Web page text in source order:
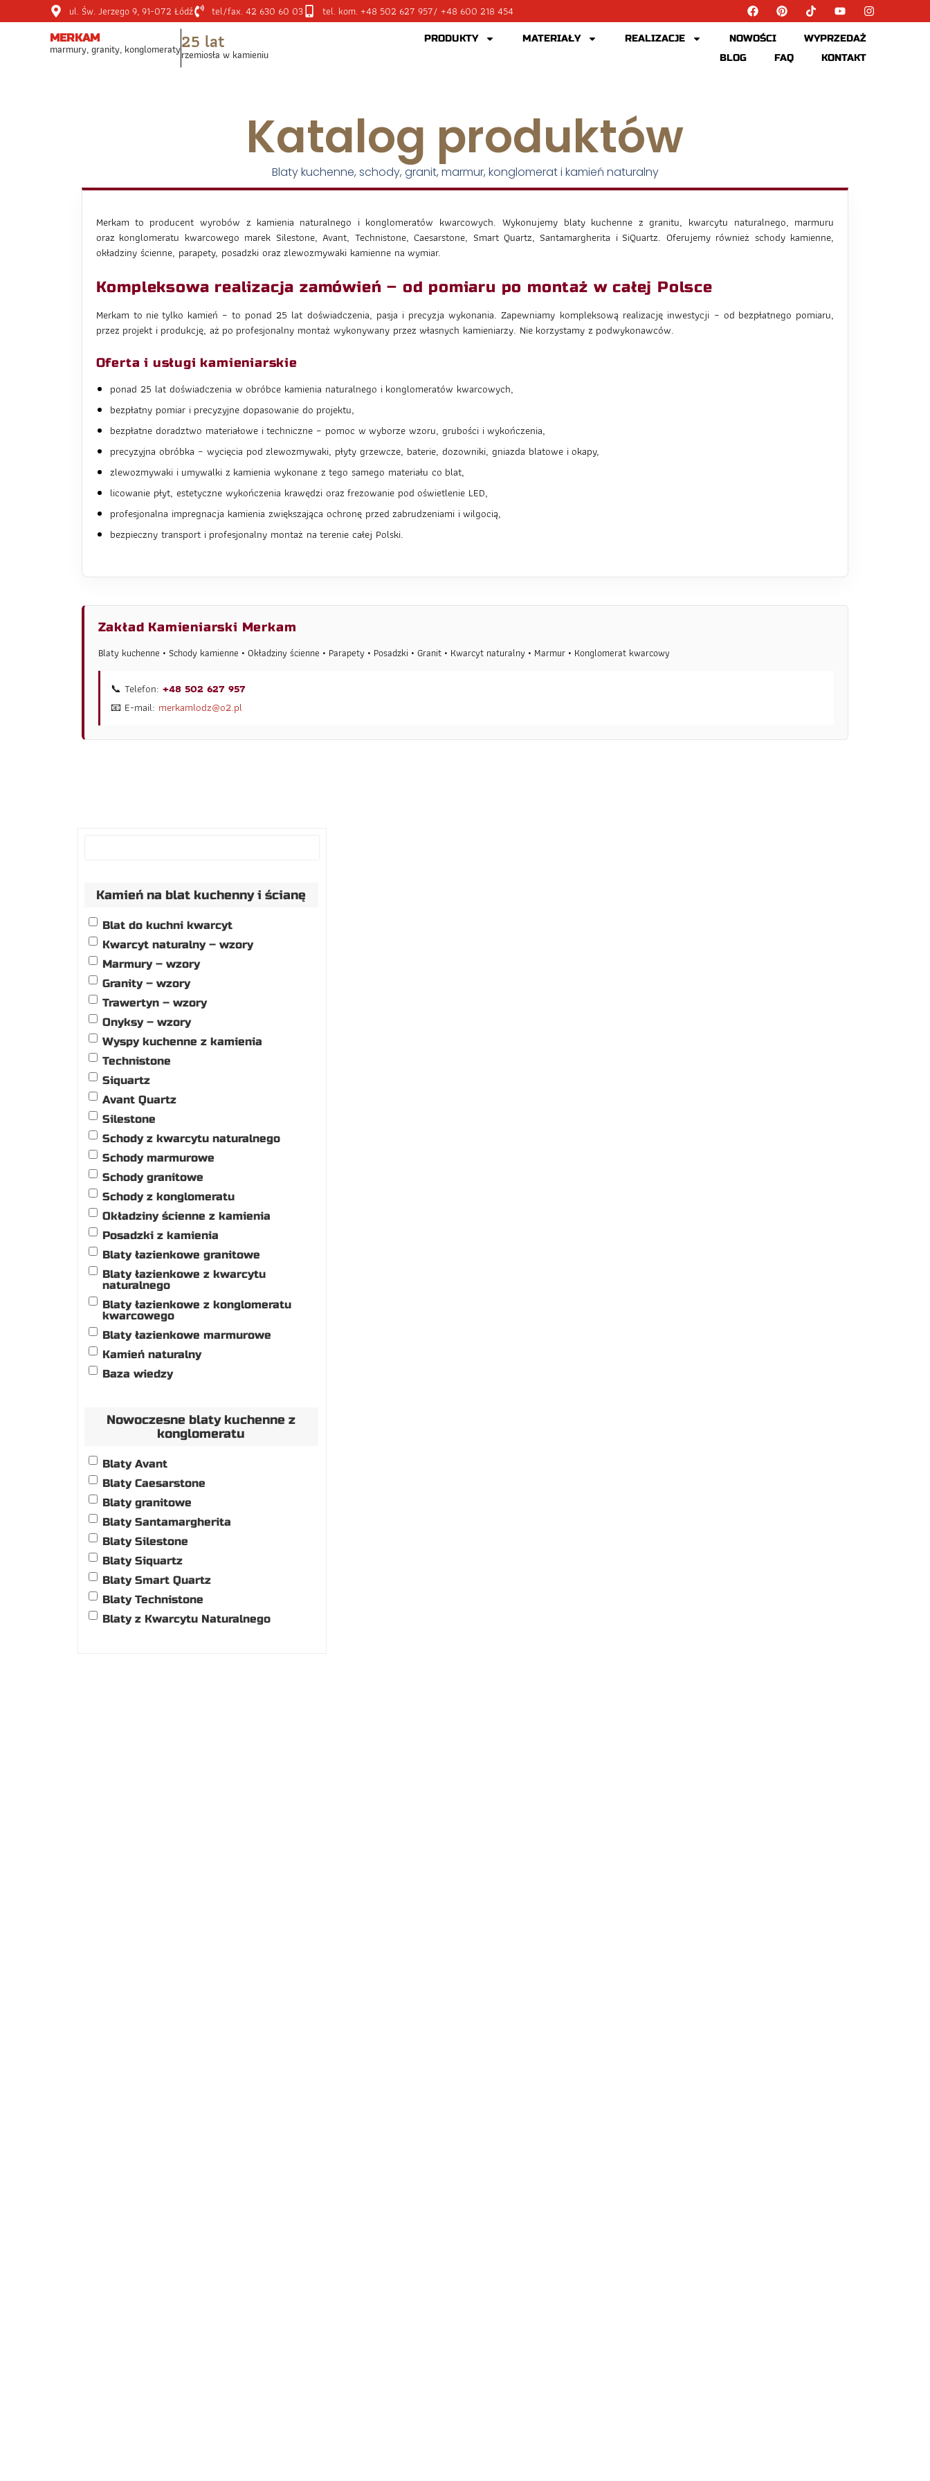
ul. Św. Jerzego 9, 91-072 Łódź tel/fax. 42 630 60 03 tel. kom. +48 502 627 957/ +48 600 218 454
MERKAM
marmury, granity, konglomeraty25 lat
rzemiosła w kamieniu
PRODUKTY MATERIAŁY REALIZACJE NOWOŚCI
WYPRZEDAŻ
BLOG
FAQ KONTAKT
Katalog produktów
Blaty kuchenne, schody, granit, marmur, konglomerat i kamień naturalny
Merkam to producent wyrobów z kamienia naturalnego i konglomeratów kwarcowych. Wykonujemy blaty kuchenne z granitu, kwarcytu naturalnego, marmuru
oraz konglomeratu kwarcowego marek Silestone, Avant, Technistone, Caesarstone, Smart Quartz, Santamargherita i SiQuartz. Oferujemy również schody kamienne,
okładziny ścienne, parapety, posadzki oraz zlewozmywaki kamienne na wymiar.
Kompleksowa realizacja zamówień – od pomiaru po montaż w całej Polsce
Merkam to nie tylko kamień – to ponad 25 lat doświadczenia, pasja i precyzja wykonania. Zapewniamy kompleksową realizację inwestycji – od bezpłatnego pomiaru,
przez projekt i produkcję, aż po profesjonalny montaż wykonywany przez własnych kamieniarzy. Nie korzystamy z podwykonawców.
Oferta i usługi kamieniarskie
ponad 25 lat doświadczenia w obróbce kamienia naturalnego i konglomeratów kwarcowych,
bezpłatny pomiar i precyzyjne dopasowanie do projektu,
bezpłatne doradztwo materiałowe i techniczne – pomoc w wyborze wzoru, grubości i wykończenia,
precyzyjna obróbka – wycięcia pod zlewozmywaki, płyty grzewcze, baterie, dozowniki, gniazda blatowe i okapy,
zlewozmywaki i umywalki z kamienia wykonane z tego samego materiału co blat,
licowanie płyt, estetyczne wykończenia krawędzi oraz frezowanie pod oświetlenie LED,
profesjonalna impregnacja kamienia zwiększająca ochronę przed zabrudzeniami i wilgocią,
bezpieczny transport i profesjonalny montaż na terenie całej Polski.
Zakład Kamieniarski Merkam
Blaty kuchenne • Schody kamienne • Okładziny ścienne • Parapety • Posadzki • Granit • Kwarcyt naturalny • Marmur • Konglomerat kwarcowy
📞 Telefon: +48 502 627 957
📧 E-mail: merkamlodz@o2.pl
Kamień na blat kuchenny i ścianę
Blat do kuchni kwarcyt
Kwarcyt naturalny – wzory
Marmury – wzory
Granity – wzory
Trawertyn – wzory
Onyksy – wzory
Wyspy kuchenne z kamienia
Technistone
Siquartz
Avant Quartz
Silestone
Schody z kwarcytu naturalnego
Schody marmurowe
Schody granitowe
Schody z konglomeratu
Okładziny ścienne z kamienia
Posadzki z kamienia
Blaty łazienkowe granitowe
Blaty łazienkowe z kwarcytu
naturalnego
Blaty łazienkowe z konglomeratu
kwarcowego
Blaty łazienkowe marmurowe
Kamień naturalny
Baza wiedzy
Nowoczesne blaty kuchenne z
konglomeratu
Blaty Avant
Blaty Caesarstone
Blaty granitowe
Blaty Santamargherita
Blaty Silestone
Blaty Siquartz
Blaty Smart Quartz
Blaty Technistone
Blaty z Kwarcytu Naturalnego